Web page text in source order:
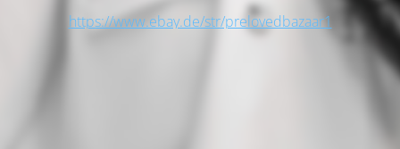
https://www.ebay.de/str/prelovedbazaar1